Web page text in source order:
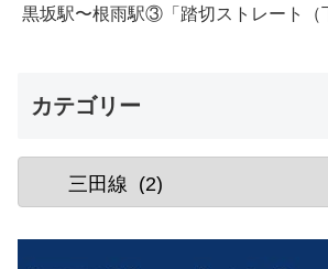
黒坂駅〜根雨駅③「踏切ストレート（
カテゴリー